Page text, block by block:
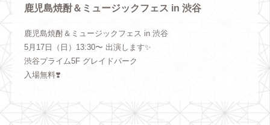
鹿児島焼酎＆ミュージックフェス in 渋谷
鹿児島焼酎＆ミュージックフェス in 渋谷
5月17日（日）13:30〜 出演します✨
渋谷プライム5F グレイドパーク
入場無料❣️